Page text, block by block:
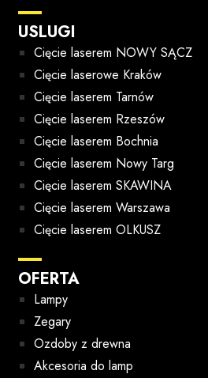
USLUGI
Cięcie laserem NOWY SĄCZ
Cięcie laserowe Kraków
Cięcie laserem Tarnów
Cięcie laserem Rzeszów
Cięcie laserem Bochnia
Cięcie laserem Nowy Targ
Cięcie laserem SKAWINA
Cięcie laserem Warszawa
Cięcie laserem OLKUSZ
OFERTA
Lampy
Zegary
Ozdoby z drewna
Akcesoria do lamp